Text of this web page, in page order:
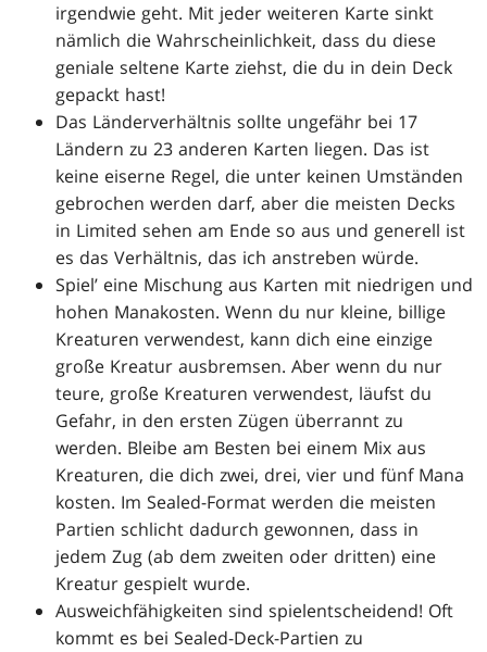
irgendwie geht. Mit jeder weiteren Karte sinkt
nämlich die Wahrscheinlichkeit, dass du diese
geniale seltene Karte ziehst, die du in dein Deck
gepackt hast!
Das Länderverhältnis sollte ungefähr bei 17
Ländern zu 23 anderen Karten liegen. Das ist
keine eiserne Regel, die unter keinen Umständen
gebrochen werden darf, aber die meisten Decks
in Limited sehen am Ende so aus und generell ist
es das Verhältnis, das ich anstreben würde.
Spiel’ eine Mischung aus Karten mit niedrigen und
hohen Manakosten. Wenn du nur kleine, billige
Kreaturen verwendest, kann dich eine einzige
große Kreatur ausbremsen. Aber wenn du nur
teure, große Kreaturen verwendest, läufst du
Gefahr, in den ersten Zügen überrannt zu
werden. Bleibe am Besten bei einem Mix aus
Kreaturen, die dich zwei, drei, vier und fünf Mana
kosten. Im Sealed-Format werden die meisten
Partien schlicht dadurch gewonnen, dass in
jedem Zug (ab dem zweiten oder dritten) eine
Kreatur gespielt wurde.
Ausweichfähigkeiten sind spielentscheidend! Oft
kommt es bei Sealed-Deck-Partien zu